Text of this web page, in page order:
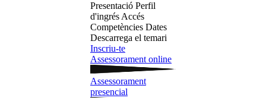
Presentació Perfil
d'ingrés Accés
Competències Dates
Descarrega el temari
Inscriu-te
Assessorament online
Assessorament
presencial